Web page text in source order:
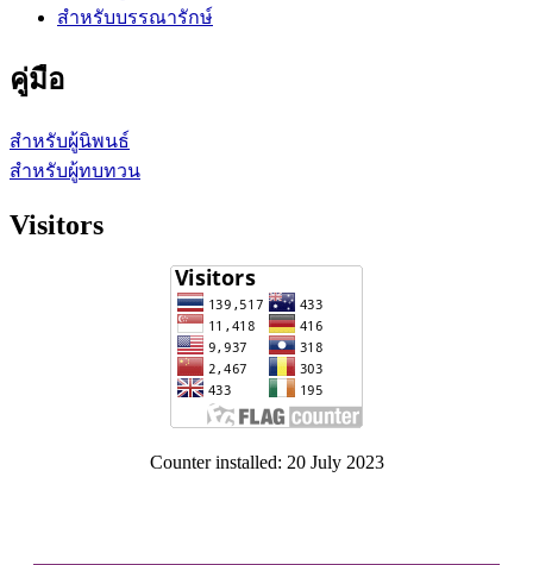
สำหรับบรรณารักษ์
คู่มือ
สำหรับผู้นิพนธ์
สำหรับผู้ทบทวน
Visitors
Counter installed: 20 July 2023